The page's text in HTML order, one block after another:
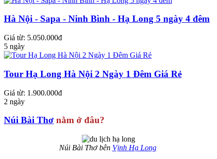
Hà Nội - Sapa - Ninh Bình - Hạ Long 5 ngày 4 đêm
Giá từ: 5.050.000đ
5 ngày
Tour Hạ Long Hà Nội 2 Ngày 1 Đêm Giá Rẻ
Giá từ: 1.900.000đ
2 ngày
Núi Bài Thơ nằm ở đâu?
Núi Bài Thơ bên Vịnh Hạ Long